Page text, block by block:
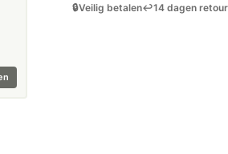
🔒Veilig betalen↩️14 dagen retour